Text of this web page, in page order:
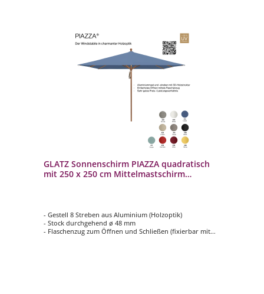
GLATZ Sonnenschirm PIAZZA quadratisch
mit 250 x 250 cm Mittelmastschirm
- Gestell 8 Streben aus Aluminium (Holzoptik)
- Stock durchgehend ø 48 mm
- Flaschenzug zum Öffnen und Schließen (fixierbar mit